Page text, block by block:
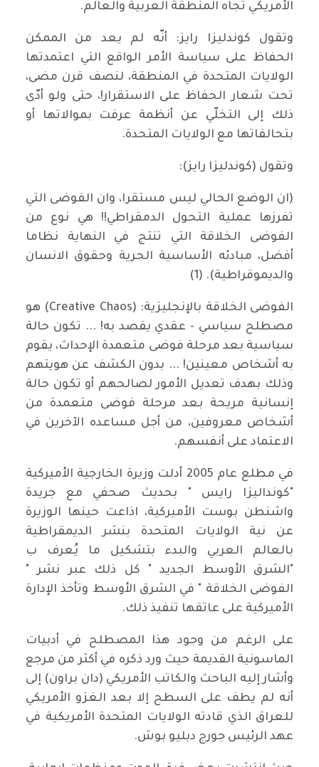
الأمريكي تجاه المنطقة العربية والعالم.
وتقول كوندليزا رايز: أنّه لم يعد من الممكن
الحفاظ على سياسة الأمر الواقع التي اعتمدتها
الولايات المتحدة في المنطقة، لنصف قرن مضى،
تحت شعار الحفاظ على الاستقرار!، حتى ولو أدّى
ذلك إلى التخلّي عن أنظمة عرفت بموالاتها أو
بتحالفاتها مع الولايات المتحدة.
وتقول (كوندليزا رايز):
(ان الوضع الحالي ليس مستقرا، وان الفوضى التي
تفرزها عملية التحول الدمقراطي!! هي نوع من
الفوضى الخلاقة التي تنتج في النهاية نظاما
أفضل، مبادئه الأساسية الحرية وحقوق الانسان
والديموقراطية). (1)
الفوضى الخلاقة بالإنجليزية: (Creative Chaos) هو
مصطلح سياسي - عقدي يقصد به! ... تكون حالة
سياسية بعد مرحلة فوضى متعمدة الإحداث، يقوم
به أشخاص معينين! ... بدون الكشف عن هويتهم
وذلك بهدف تعديل الأمور لصالحهم أو تكون حالة
إنسانية مريحة بعد مرحلة فوضى متعمدة من
أشخاص معروفين، من أجل مساعده الآخرين في
الاعتماد على أنفسهم.
في مطلع عام 2005 أدلت وزيرة الخارجية الأميركية
"كونداليزا رايس " بحديث صحفي مع جريدة
واشنطن بوست الأميركية، اذاعت حينها الوزيرة
عن نية الولايات المتحدة بنشر الديمقراطية
بالعالم العربي والبدء بتشكيل ما يُعرف ب
"الشرق الأوسط الجديد " كل ذلك عبر نشر "
الفوضى الخلاقة " في الشرق الأوسط وتأخذ الإدارة
الأميركية على عاتقها تنفيذ ذلك.
على الرغم من وجود هذا المصطلح في أدبيات
الماسونية القديمة حيث ورد ذكره في أكثر من مرجع
وأشار إليه الباحث والكاتب الأمريكي (دان براون) إلى
أنه لم يطف على السطح إلا بعد الغزو الأمريكي
للعراق الذي قادته الولايات المتحدة الأمريكية في
عهد الرئيس جورج دبليو بوش.